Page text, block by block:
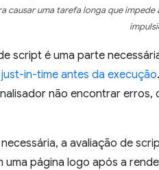
causar uma tarefa longa que
script é uma parte
just-in-time antes da execução
não encontrar erros,
necessária, a avaliação de
uma página logo após a